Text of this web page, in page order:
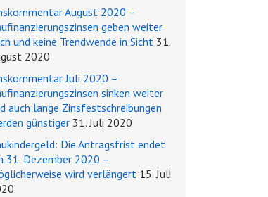
August 2020 –
geben weiter
und keine Trendwende in Sicht 31.
2020
Juli 2020 –
sinken weiter
auch lange Zinsfestschreibungen
günstiger 31. Juli 2020
Die Antragsfrist endet
31. Dezember 2020 –
wird verlängert 15. Juli